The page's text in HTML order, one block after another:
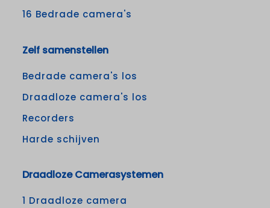
16 Bedrade camera's
Zelf samenstellen
Bedrade camera's los
Draadloze camera's los
Recorders
Harde schijven
Draadloze Camerasystemen
1 Draadloze camera